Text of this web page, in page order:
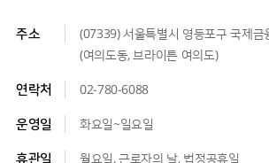
주소
(07339) 서울특별시 영등포구 국제금
(여의도동, 브라이튼 여의도)
연락처 02-780-6088
운영일 화요일~일요일
휴관일 월요일, 근로자의 날, 법정공휴일